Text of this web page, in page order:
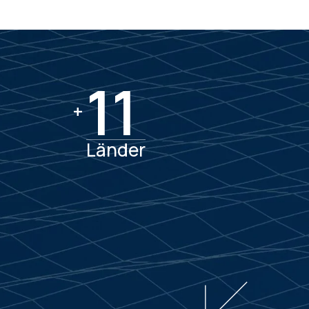
+11
11
Länder